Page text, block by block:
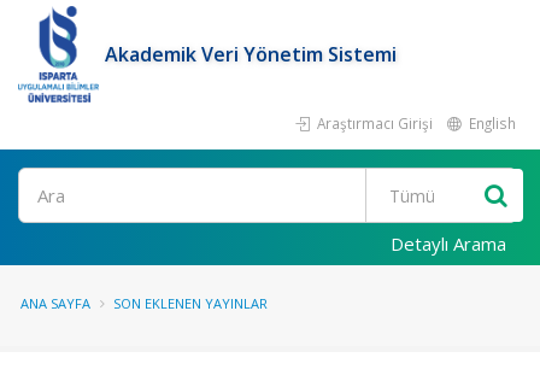
Akademik Veri Yönetim Sistemi
Araştırmacı Girişi English
Ara
Detaylı Arama
ANA SAYFA SON EKLENEN YAYINLAR